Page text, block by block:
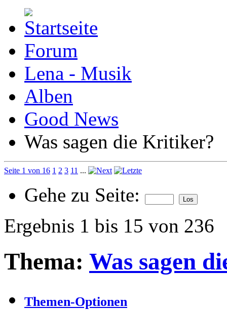
Forum
Lena - Musik
Alben
Good News
Was sagen die Kritiker?
Seite 1 von 16 1 2 3 11 ...
Gehe zu Seite:
Ergebnis 1 bis 15 von 236
Thema: Was sagen
Themen-Optionen